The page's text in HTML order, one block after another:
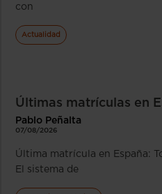
con
Actualidad
Últimas matrículas en
Pablo Peñalta
07/08/2026
Última matrícula en España:
El sistema de